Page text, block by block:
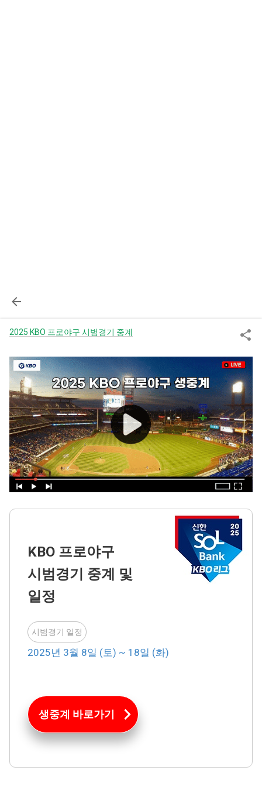
2025 KBO 프로야구 시범경기 중계
KBO 프로야구
시범경기 중계 및
일정
시범경기 일정
2025년 3월 8일 (토) ~ 18일 (화)
생중계 바로가기